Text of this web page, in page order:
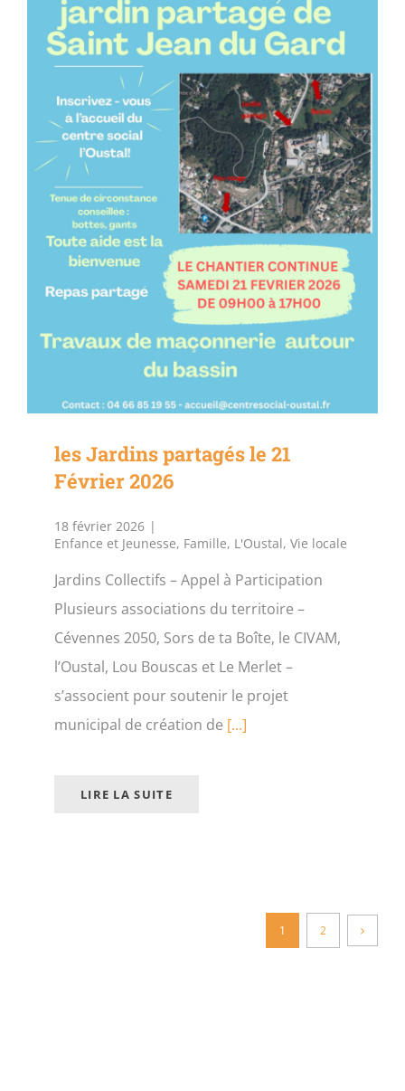
les Jardins partagés le 21
Février 2026
18 février 2026 |
Enfance et Jeunesse, Famille, L'Oustal, Vie locale
Jardins Collectifs – Appel à Participation
Plusieurs associations du territoire –
Cévennes 2050, Sors de ta Boîte, le CIVAM,
l’Oustal, Lou Bouscas et Le Merlet –
s’associent pour soutenir le projet
municipal de création de [...]
LIRE LA SUITE
1 2